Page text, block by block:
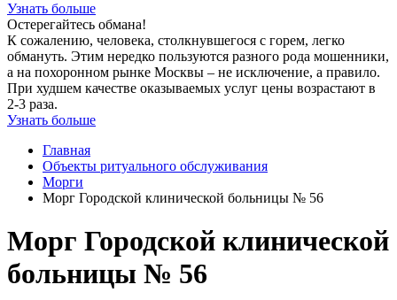
Узнать больше
Остерегайтесь обмана!
К сожалению, человека, столкнувшегося с горем, легко
обмануть. Этим нередко пользуются разного рода мошенники,
а на похоронном рынке Москвы – не исключение, а правило.
При худшем качестве оказываемых услуг цены возрастают в
2-3 раза.
Узнать больше
Главная
Объекты ритуального обслуживания
Морги
Морг Городской клинической больницы № 56
Морг Городской клинической
больницы № 56